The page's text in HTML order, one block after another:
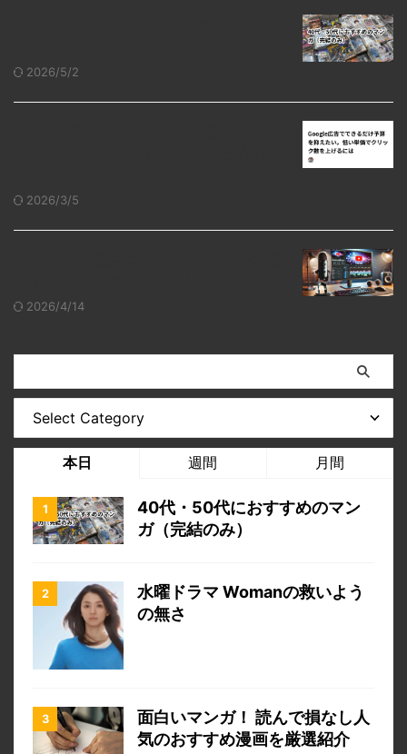
2026/5/2
2026/3/5
2026/4/14
本日 週間 月間
40代・50代におすすめのマン
ガ（完結のみ）
水曜ドラマ Womanの救いよう
の無さ
面白いマンガ！ 読んで損なし人
気のおすすめ漫画を厳選紹介